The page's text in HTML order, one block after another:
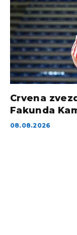
Crvena
Fakunda
08.08.2026